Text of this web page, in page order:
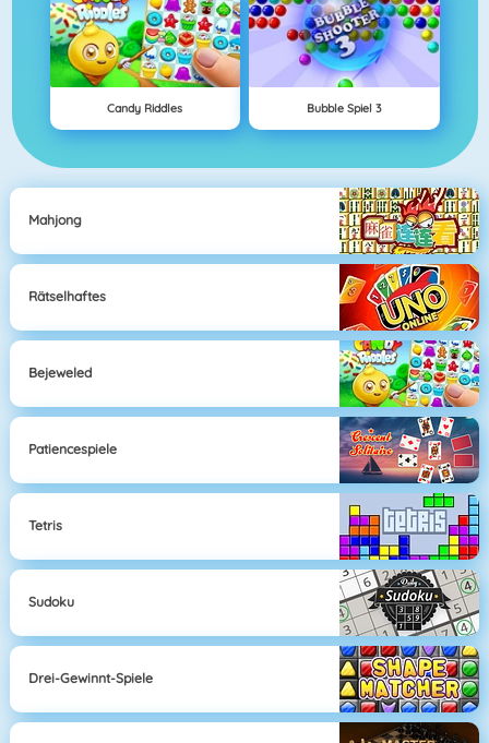
Candy Riddles Bubble Spiel 3
Mahjong
Rätselhaftes
Bejeweled
Patiencespiele
Tetris
Sudoku
Drei-Gewinnt-Spiele